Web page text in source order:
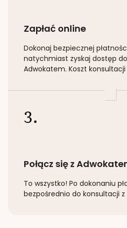
Zapłać online
Dokonaj bezpiecznej
natychmiast zyskaj dostęp
Adwokatem. Koszt konsultacji
3.
Połącz się z
To wszystko! Po dokonaniu
bezpośrednio do konsultacji